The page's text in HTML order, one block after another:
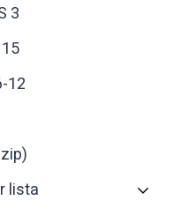
3
12
lista